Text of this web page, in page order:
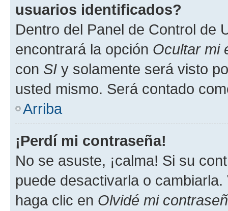
usuarios identificados?
Dentro del Panel de Control de
encontrará la opción Ocultar mi
con SI y solamente será visto
usted mismo. Será contado
Arriba
¡Perdí mi contraseña!
No se asuste, ¡calma! Si su
puede desactivarla o
haga clic en Olvidé mi